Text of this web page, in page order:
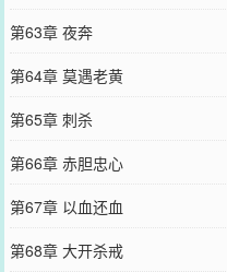
第63章 夜奔
第64章 莫遇老黄
第65章 刺杀
第66章 赤胆忠心
第67章 以血还血
第68章 大开杀戒